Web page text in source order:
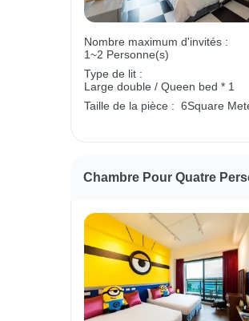
Nombre maximum d'invités :
1~2 Personne(s)
Type de lit :
Large double / Queen bed * 1
Taille de la pièce : 6Square
Chambre Pour Quatre